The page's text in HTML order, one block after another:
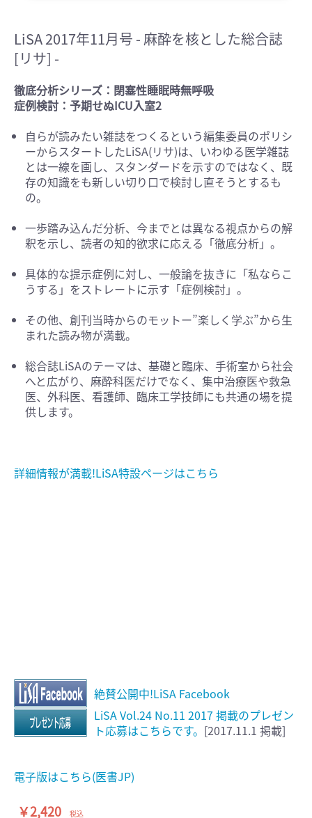
LiSA 2017年11月号 - 麻酔を核とした総合誌
[リサ] -
徹底分析シリーズ：閉塞性睡眠時無呼吸
症例検討：予期せぬICU入室2
自らが読みたい雑誌をつくるという編集委員のポリシ
ーからスタートしたLiSA(リサ)は、いわゆる医学雑誌
とは一線を画し、スタンダードを示すのではなく、既
存の知識をも新しい切り口で検討し直そうとするも
の。
一歩踏み込んだ分析、今までとは異なる視点からの解
釈を示し、読者の知的欲求に応える「徹底分析」。
具体的な提示症例に対し、一般論を抜きに「私ならこ
うする」をストレートに示す「症例検討」。
その他、創刊当時からのモットー”楽しく学ぶ”から生
まれた読み物が満載。
総合誌LiSAのテーマは、基礎と臨床、手術室から社会
へと広がり、麻酔科医だけでなく、集中治療医や救急
医、外科医、看護師、臨床工学技師にも共通の場を提
供します。
詳細情報が満載!LiSA特設ページはこちら
絶賛公開中!LiSA Facebook
LiSA Vol.24 No.11 2017 掲載のプレゼン
ト応募はこちらです。 [2017.11.1 掲載]
電子版はこちら(医書JP)
￥2,420 税込